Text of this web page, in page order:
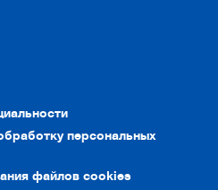
персональных
файлов cookies